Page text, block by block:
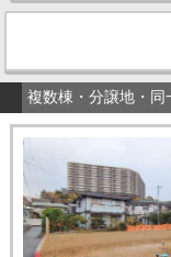
複数棟・分譲地・同